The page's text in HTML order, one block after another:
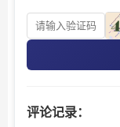
评论记录：